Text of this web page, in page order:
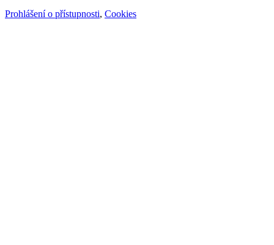
Prohlášení o přístupnosti, Cookies